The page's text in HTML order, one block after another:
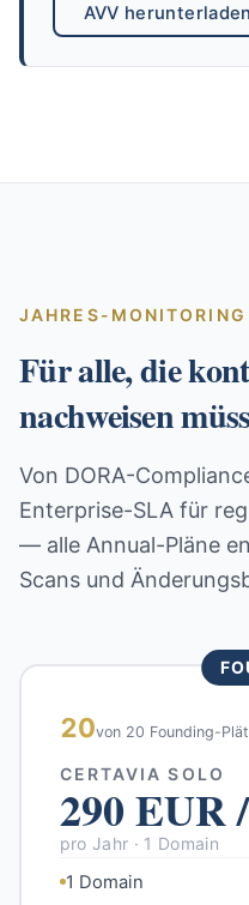
AVV
JAHRES-MONITORING
Für alle, die
nachweisen
Von DORA-
Enterprise-SLA für
— alle Annual-Pläne
Scans und
20von 20 Founding-
CERTAVIA SOLO
290 EUR
pro Jahr · 1 Domain
1 Domain